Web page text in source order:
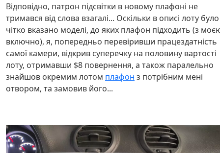
Відповідно, патрон підсвітки в новому плафоні не
тримався від слова взагалі... Оскільки в описі лоту було
чітко вказано моделі, до яких плафон підходить (з
включно), я, попередньо перевіривши працездатність
самої камери, відкрив суперечку на половину вартості
лоту, отримавши $8 повернення, а також паралельно
знайшов окремим лотом плафон з потрібним мені
отвором, та замовив його...